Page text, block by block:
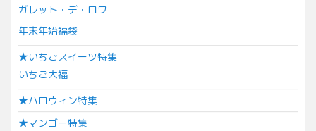
ガレット・デ・ロワ
年末年始福袋
★いちごスイーツ特集
いちご大福
★ハロウィン特集
★マンゴー特集